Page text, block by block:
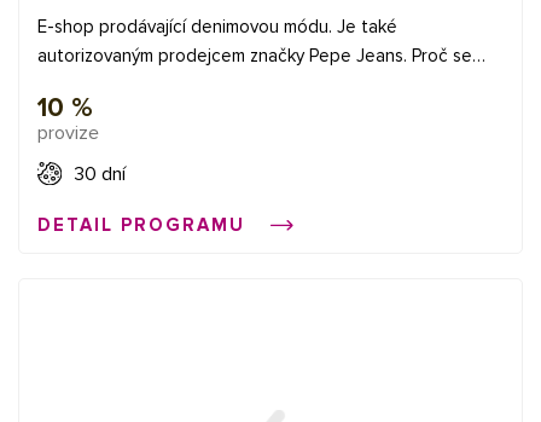
E-shop prodávající denimovou módu. Je také
autorizovaným prodejcem značky Pepe Jeans. Proč se
skladem. Víme, jak je důležitý individuální přístup. Případné
výměny a reklamace zboží řešíme ihned. Známe své zboží
do posledního detailu. Využíváme zkušeností z našich
prohlídky u většiny zboží.
10 %
provize
30 dní
DETAIL PROGRAMU